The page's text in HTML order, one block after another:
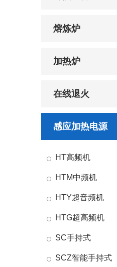
熔炼炉
加热炉
在线退火
感应加热电源
HT高频机
HTM中频机
HTY超音频机
HTG超高频机
SC手持式
SCZ智能手持式